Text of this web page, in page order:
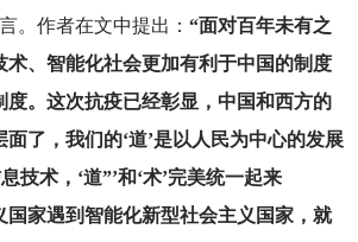
。作者在文中提出： “面对百年未有之
术、智能化社会更加有利于中国的制度
度。这次抗疫已经彰显，中国和西方的
了，我们的‘道’是以人民为中心的发展
技术，‘道”’和‘术’完美统一起来
国家遇到智能化新型社会主义国家，就